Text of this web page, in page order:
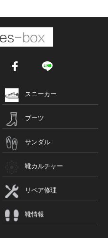
スニーカー
ブーツ
サンダル
靴カルチャー
リペア修理
靴情報